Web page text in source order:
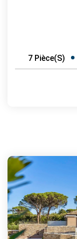
7 Pièce(s)